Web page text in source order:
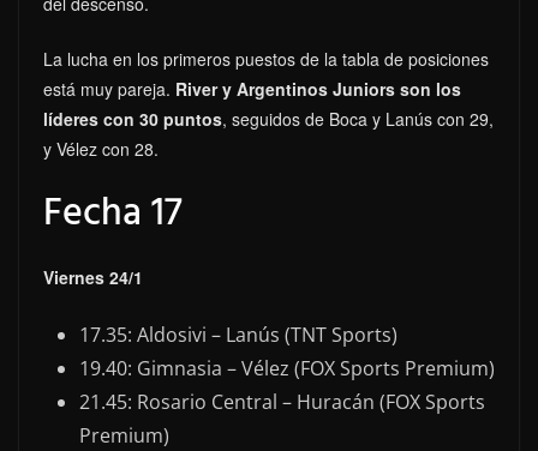
La lucha en los primeros puestos de la tabla de posiciones
está muy pareja. River y Argentinos Juniors son los
líderes con 30 puntos, seguidos de Boca y Lanús con 29,
y Vélez con 28.
Fecha 17
Viernes 24/1
17.35: Aldosivi – Lanús (TNT Sports)
19.40: Gimnasia – Vélez (FOX Sports Premium)
21.45: Rosario Central – Huracán (FOX Sports
Premium)